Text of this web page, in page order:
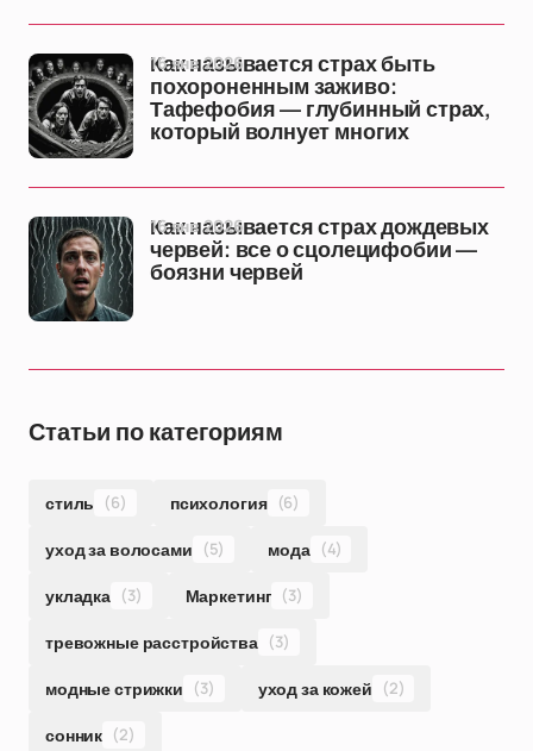
Как называется страх быть
похороненным заживо:
Тафефобия — глубинный страх,
который волнует многих
16 янв 2026
Как называется страх дождевых
червей: все о сцолецифобии —
боязни червей
16 янв 2026
Статьи по категориям
стиль (6) психология (6)
уход за волосами (5) мода (4)
укладка (3) Маркетинг (3)
тревожные расстройства (3)
модные стрижки (3) уход за кожей (2)
сонник (2)